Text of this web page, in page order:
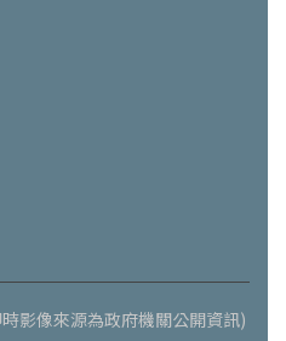
影像來源為政府機關公開資訊)